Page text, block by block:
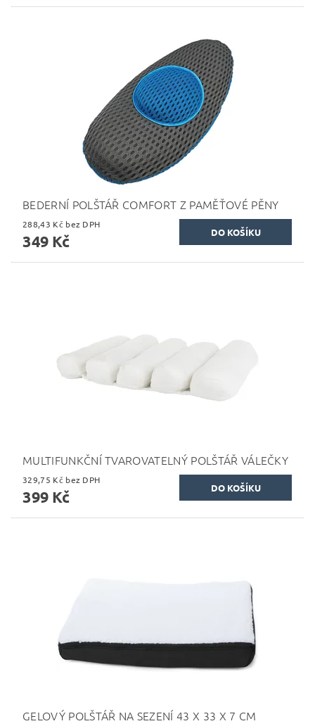
BEDERNÍ POLŠTÁŘ COMFORT Z PAMĚŤOVÉ PĚNY
288,43 Kč bez DPH
349 Kč
MULTIFUNKČNÍ TVAROVATELNÝ POLŠTÁŘ VÁLEČKY
329,75 Kč bez DPH
399 Kč
GELOVÝ POLŠTÁŘ NA SEZENÍ 43 X 33 X 7 CM